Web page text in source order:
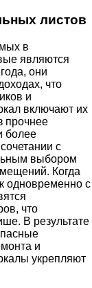
листов
в
являются
они
что
и
включают их
прочнее
более
с
выбором
Когда
одновременно с
что
В результате
и
укрепляют